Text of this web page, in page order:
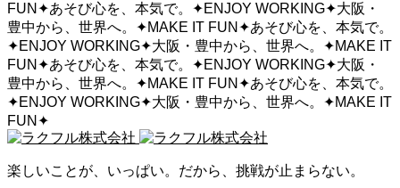
FUN ✦あそび心を、本気で。 ✦ENJOY WORKING✦大阪・
豊中から、世界へ。 ✦MAKE IT FUN ✦あそび心を、本気で。
✦ENJOY WORKING✦大阪・豊中から、世界へ。 ✦MAKE IT
FUN ✦あそび心を、本気で。 ✦ENJOY WORKING✦大阪・
豊中から、世界へ。 ✦MAKE IT FUN ✦あそび心を、本気で。
✦ENJOY WORKING✦大阪・豊中から、世界へ。 ✦MAKE IT
FUN ✦
楽しいことが、いっぱい。だから、挑戦が止まらない。